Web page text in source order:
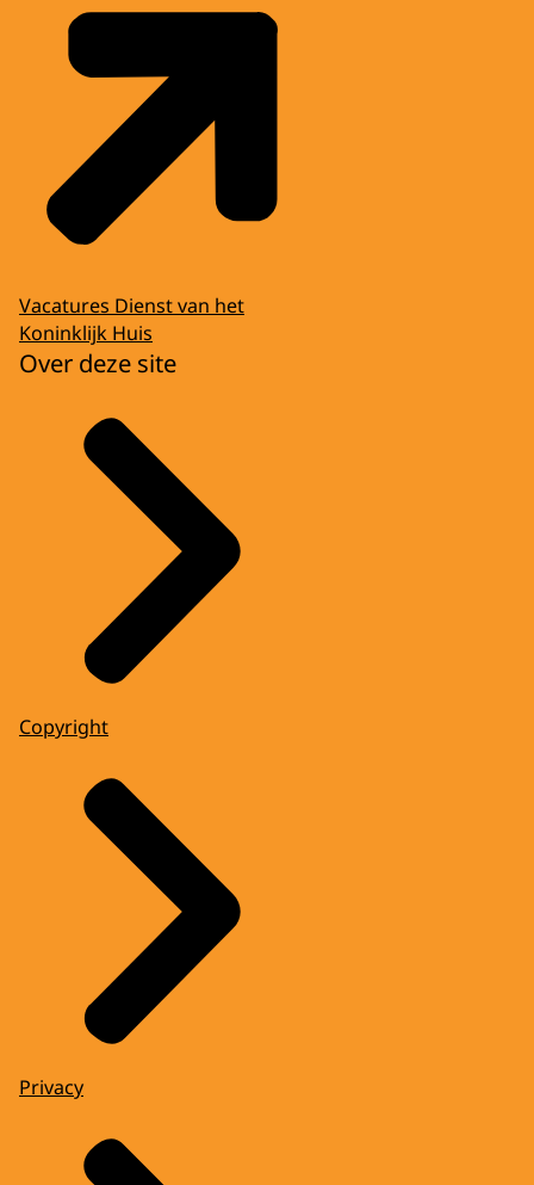
Vacatures Dienst van het
Koninklijk Huis
Over deze site
Copyright
Privacy